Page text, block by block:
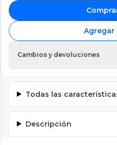
Agregar
Cambios y devoluciones
Todas las
Descripción